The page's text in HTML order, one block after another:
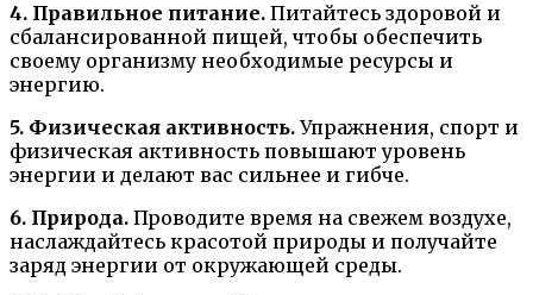
4. Правильное питание. Питайтесь здоровой и
сбалансированной пищей, чтобы обеспечить
своему организму необходимые ресурсы и
энергию.
5. Физическая активность. Упражнения, спорт и
физическая активность повышают уровень
энергии и делают вас сильнее и гибче.
6. Природа. Проводите время на свежем воздухе,
наслаждайтесь красотой природы и получайте
заряд энергии от окружающей среды.